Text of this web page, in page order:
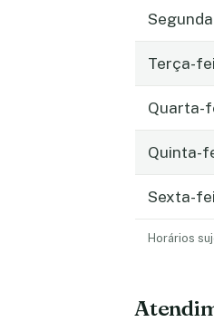
Terça-
Quarta-
Quinta-
Sexta-
Horários